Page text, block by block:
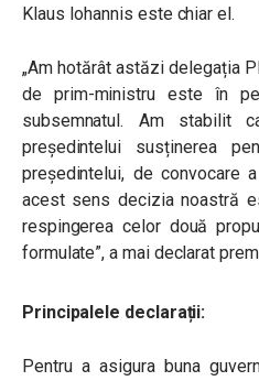
Klaus Iohannis este chiar el.
„Am hotărât astăzi delegația
de prim-ministru este în
subsemnatul. Am stabilit
președintelui susținerea
președintelui, de convocare
acest sens decizia noastră
respingerea celor două
formulate”, a mai declarat
Principalele declarații:
Pentru a asigura buna